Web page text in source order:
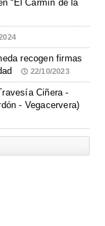
“El Carmín de la
recogen firmas
22/10/2023
Ciñera -
- Vegacervera)